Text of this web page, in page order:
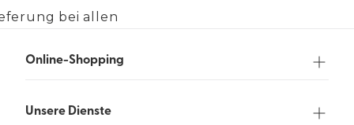
bei allen
Online-Shopping
Unsere Dienste